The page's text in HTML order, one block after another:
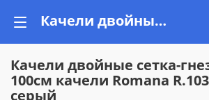
Качели двойные сетка-гнездо 100см качели Romana R.103.28.04 серый купить недорого на Vishop!
Качели двойные сетка-
100см качели Romana
серый